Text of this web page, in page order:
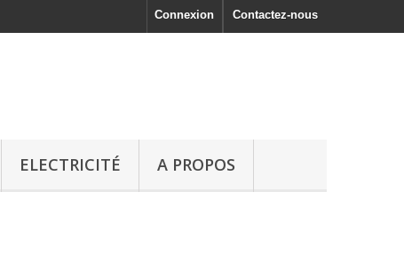
Contactez-nous
Connexion
ELECTRICITÉ A PROPOS